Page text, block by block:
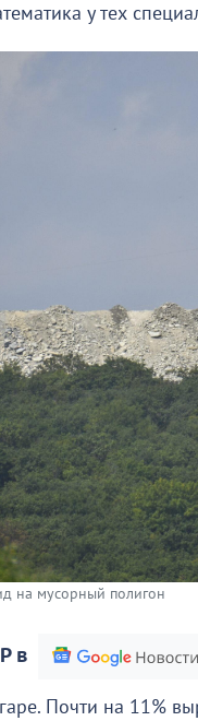
у тех
на мусорный полигон
в
Почти на 11%